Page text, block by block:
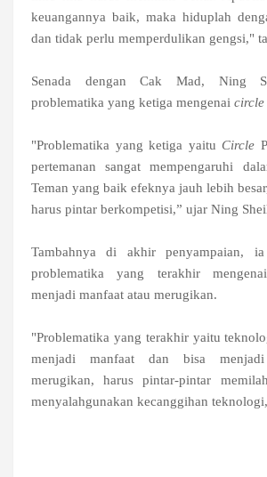
keuangannya baik, maka hiduplah
dan tidak perlu memperdulikan gengsi,"
Senada dengan Cak Mad, Ning
problematika yang ketiga mengenai circle
"Problematika yang ketiga yaitu Circle
pertemanan sangat mempengaruhi
Teman yang baik efeknya jauh lebih
harus pintar berkompetisi,” ujar Ning
Tambahnya di akhir penyampaian, ia
problematika yang terakhir
menjadi manfaat atau merugikan.
"Problematika yang terakhir yaitu
menjadi manfaat dan bisa
merugikan, harus pintar-pintar
menyalahgunakan kecanggihan